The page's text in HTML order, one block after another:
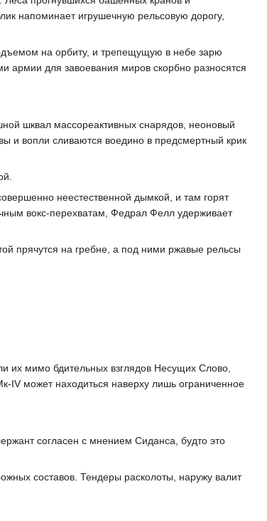
напоминает игрушечную рельсовую дорогу,
на орбиту, и трепещущую в небе зарю
армии для завоевания миров скорбно разносятся
шквал массореактивных снарядов, неоновый
и вопли сливаются воедино в предсмертный крик
неестественной дымкой, и там горят
вокс-перехватам, Федрал Фелл удерживает
прячутся на гребне, а под ними ржавые рельсы
их мимо бдительных взглядов Несущих Слово,
IV может находиться наверху лишь ограниченное
согласен с мнением Сиданса, будто это
составов. Тендеры расколоты, наружу валит